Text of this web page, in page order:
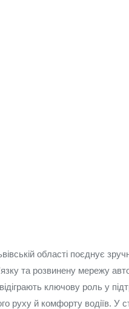
області поєднує
та розвинену мережу
ключову роль у
руху й комфорту водіїв. У